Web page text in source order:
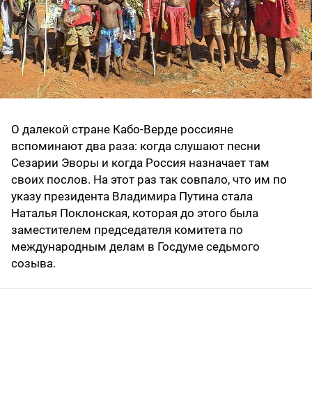
О далекой стране Кабо-Верде россияне
вспоминают два раза: когда слушают песни
Сезарии Эворы и когда Россия назначает там
своих послов. На этот раз так совпало, что им по
указу президента Владимира Путина стала
Наталья Поклонская, которая до этого была
заместителем председателя комитета по
международным делам в Госдуме седьмого
созыва.